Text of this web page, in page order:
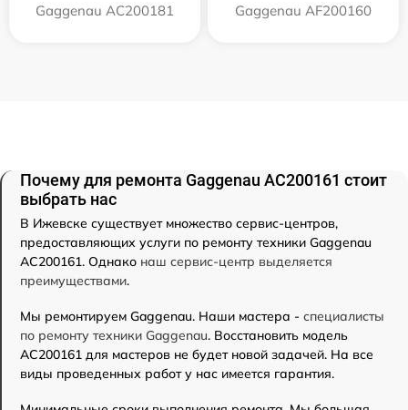
Gaggenau AC200181 Gaggenau AF200160
Почему для ремонта Gaggenau AC200161 стоит
выбрать нас
В Ижевске существует множество сервис-центров,
предоставляющих услуги по ремонту техники Gaggenau
AC200161. Однако наш сервис-центр выделяется
преимуществами.
Мы ремонтируем Gaggenau. Наши мастера - специалисты
по ремонту техники Gaggenau. Восстановить модель
AC200161 для мастеров не будет новой задачей. На все
виды проведенных работ у нас имеется гарантия.